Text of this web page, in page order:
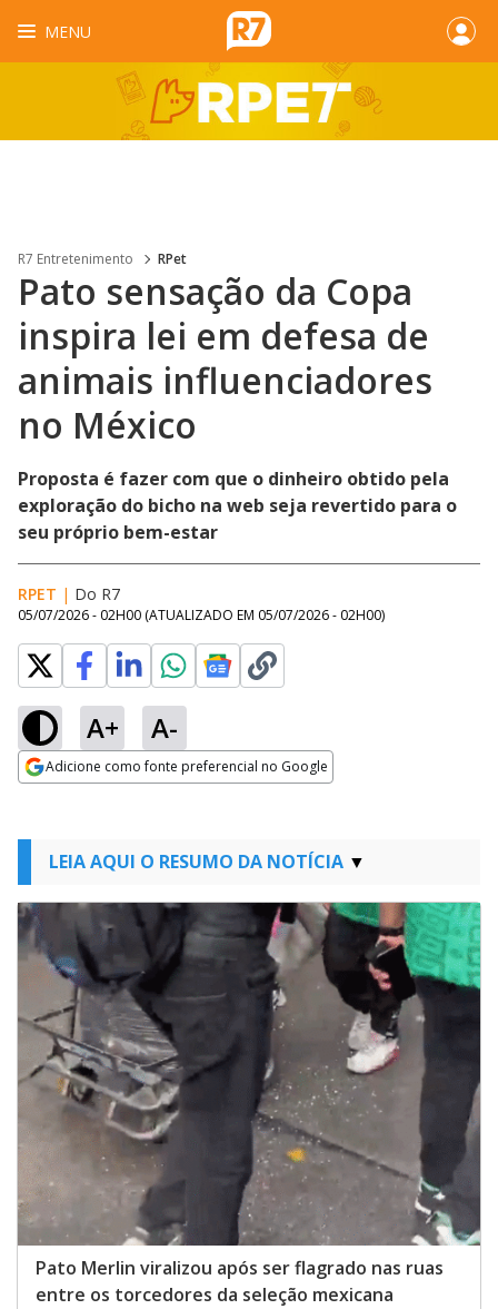
MENU
R7 Entretenimento RPet
Pato sensação da Copa
inspira lei em defesa de
animais influenciadores
no México
Proposta é fazer com que o dinheiro obtido pela
exploração do bicho na web seja revertido para o
seu próprio bem-estar
RPET | Do R7
05/07/2026 - 02H00 (ATUALIZADO EM 05/07/2026 - 02H00)
A+ A-
Adicione como fonte preferencial no Google
LEIA AQUI O RESUMO DA NOTÍCIA
Pato Merlin viralizou após ser flagrado nas ruas
entre os torcedores da seleção mexicana